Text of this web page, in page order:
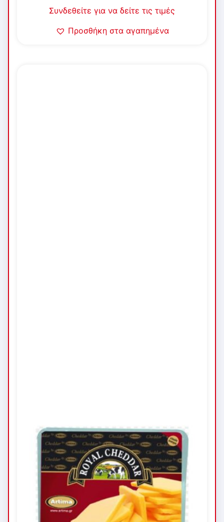
Συνδεθείτε για να δείτε τις τιμές
Προσθήκη στα αγαπημένα